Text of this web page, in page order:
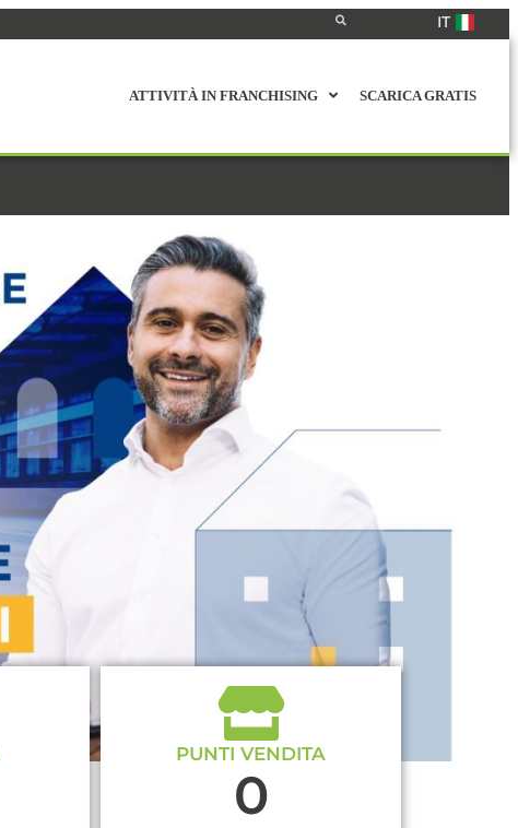
IT
ATTIVITÀ IN FRANCHISING SCARICA GRATIS
PUNTI VENDITA
0